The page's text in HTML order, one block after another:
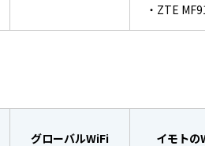
・ZTE MF910
グローバルWiFi イモトのWiFi